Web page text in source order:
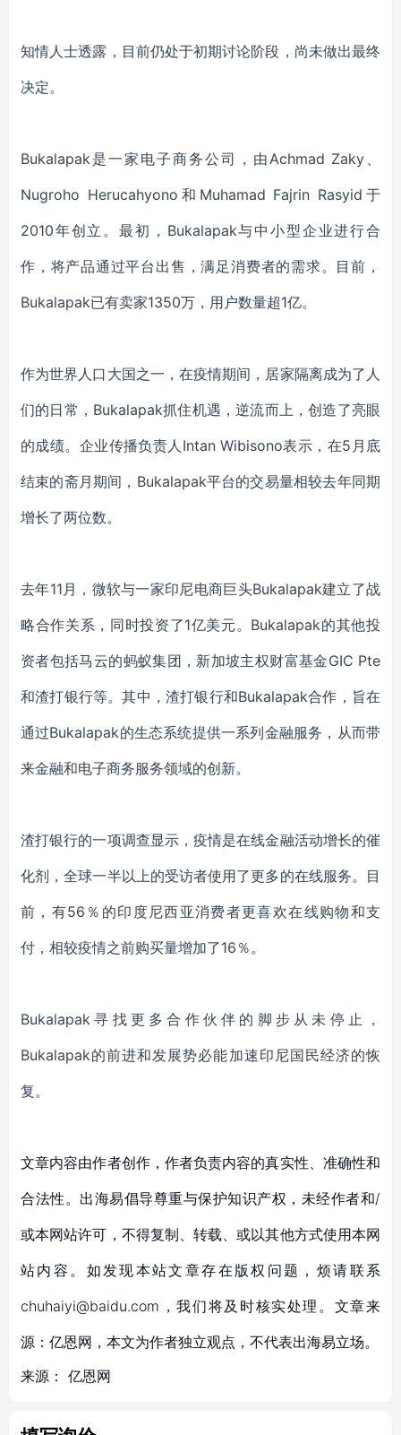
知情人士透露，目前仍处于初期讨论阶段，尚未做出最终
决定。
Bukalapak是一家电子商务公司，由Achmad Zaky 、
Nugroho Herucahyono和Muhamad Fajrin Rasyid于
2010年创立。最初，Bukalapak与中小型企业进行合
作，将产品通过平台出售，满足消费者的需求。 目前，
Bukalapak已有卖家1350万 ， 用户数量超1亿。
作为世界人口 大国之一，在疫情期间，居家隔离成为了人
们的日常， Bukalapak抓住机遇，逆流而上，创造了亮眼
的成绩。企业传播负责人 Intan Wibisono表示，在5月底
结束的斋月期间，Bukalapak平台的交易量相较去年同期
增长了两位数。
去年11月，微软与一家印尼电商巨头Bukalapak建立了战
略合作关系， 同时投资了1亿美元。 Bukalapak的其他投
资者包括马云的蚂蚁集团，新加坡主权财富基金GIC Pte
和渣打银行等。其中，渣打银行和Bukalapak合作，旨在
通过Bukalapak的生态系统提供一系列金融服务，从而带
来金融和电子商务服务领域的创新。
渣打银行的一项调查显示，疫情是在线金融活动增长的催
化剂，全球一半以上的受访者使用了更多的在线服务。 目
前 ，有56％的印度尼西亚消费者更喜欢在线购物和支
付 ， 相较疫情之前购买量增加了16％。
Bukalapak 寻找更多合作伙伴的脚步从未停止，
Bukalapak的前进和发展势必能加速印尼国民经济的恢
复。
文章内容由作者创作，作者负责内容的真实性、准确性和
合法性。出海易倡导尊重与保护知识产权，未经作者和/
或本网站许可，不得复制、转载、或以其他方式使用本网
站内容。如发现本站文章存在版权问题，烦请联系
chuhaiyi@baidu.com，我们将及时核实处理。文章来
源：亿恩网，本文为作者独立观点，不代表出海易立场。
来源： 亿恩网